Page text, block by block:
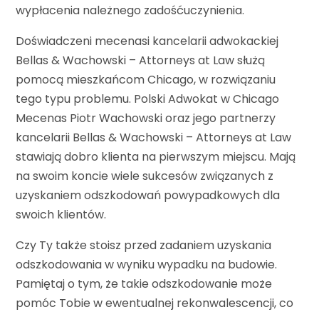
wypłacenia należnego zadośćuczynienia.
Doświadczeni mecenasi kancelarii adwokackiej
Bellas & Wachowski – Attorneys at Law służą
pomocą mieszkańcom Chicago, w rozwiązaniu
tego typu problemu. Polski Adwokat w Chicago
Mecenas Piotr Wachowski oraz jego partnerzy
kancelarii Bellas & Wachowski – Attorneys at Law
stawiają dobro klienta na pierwszym miejscu. Mają
na swoim koncie wiele sukcesów związanych z
uzyskaniem odszkodowań powypadkowych dla
swoich klientów.
Czy Ty także stoisz przed zadaniem uzyskania
odszkodowania w wyniku wypadku na budowie.
Pamiętaj o tym, że takie odszkodowanie może
pomóc Tobie w ewentualnej rekonwalescencji, co